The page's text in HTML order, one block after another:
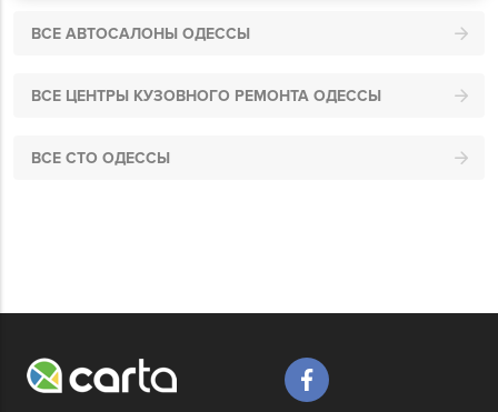
ВСЕ АВТОСАЛОНЫ ОДЕССЫ
ВСЕ ЦЕНТРЫ КУЗОВНОГО РЕМОНТА ОДЕССЫ
ВСЕ СТО ОДЕССЫ